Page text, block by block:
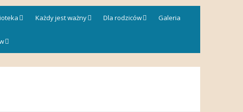
Każdy jest ważny Dla rodziców Galeria